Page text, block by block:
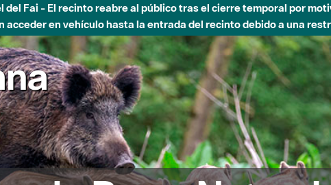
del Fai - El recinto reabre al público tras el cierre temporal por
en vehículo hasta la entrada del recinto debido a una